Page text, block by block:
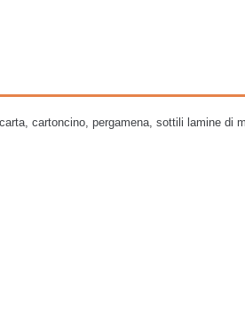
cartoncino, pergamena, sottili lamine di